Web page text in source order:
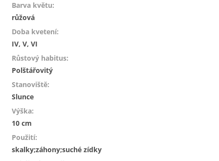
Barva květu:
růžová
Doba kvetení:
IV, V, VI
Růstový habitus:
Polštářovitý
Stanoviště:
Slunce
Výška:
10 cm
Použití:
skalky;záhony;suché zídky